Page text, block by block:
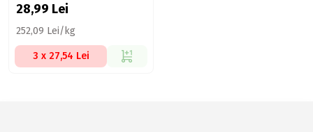
28,99 Lei
252,09 Lei/kg
3 x 27,54 Lei